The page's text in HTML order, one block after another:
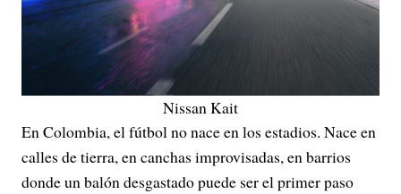
Nissan Kait
En Colombia, el fútbol no nace en los estadios. Nace en
calles de tierra, en canchas improvisadas, en barrios
donde un balón desgastado puede ser el primer paso